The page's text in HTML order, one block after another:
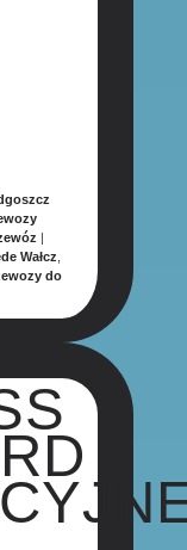
|
Wałcz
do